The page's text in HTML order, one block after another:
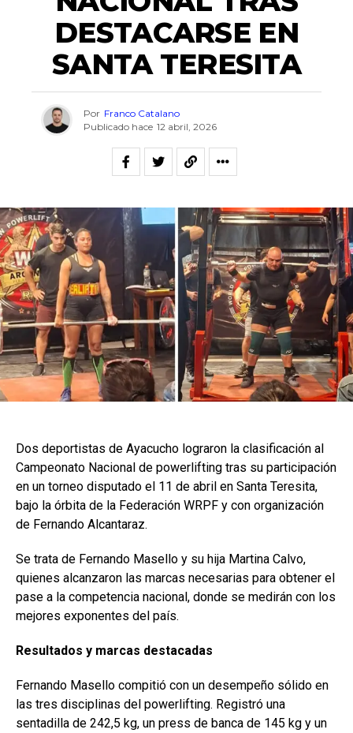
DESTACARSE EN
SANTA TERESITA
Por Franco Catalano
Publicado hace 12 abril, 2026
Dos deportistas de Ayacucho lograron la clasificación al
Campeonato Nacional de powerlifting tras su participación
en un torneo disputado el 11 de abril en Santa Teresita,
bajo la órbita de la Federación WRPF y con organización
de Fernando Alcantaraz.
Se trata de Fernando Masello y su hija Martina Calvo,
quienes alcanzaron las marcas necesarias para obtener el
pase a la competencia nacional, donde se medirán con los
mejores exponentes del país.
Resultados y marcas destacadas
Fernando Masello compitió con un desempeño sólido en
las tres disciplinas del powerlifting. Registró una
sentadilla de 242,5 kg, un press de banca de 145 kg y un